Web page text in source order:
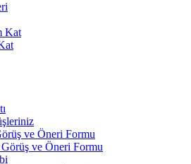
Kat
ve Öneri Formu
Görüş ve Öneri Formu